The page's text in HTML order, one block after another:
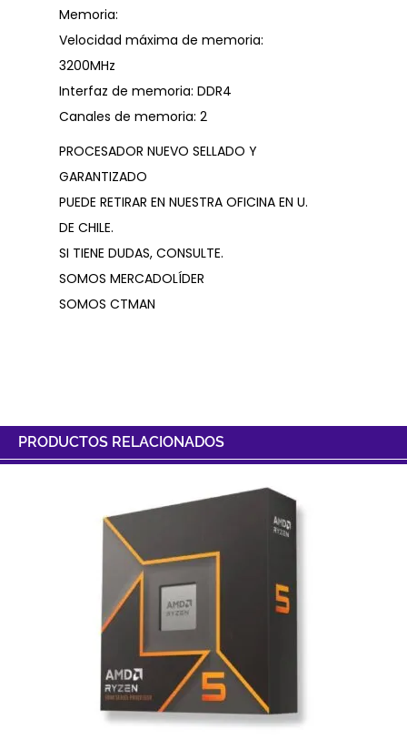
Memoria:
Velocidad máxima de memoria:
3200MHz
Interfaz de memoria: DDR4
Canales de memoria: 2
PROCESADOR NUEVO SELLADO Y
GARANTIZADO
PUEDE RETIRAR EN NUESTRA OFICINA EN U.
DE CHILE.
SI TIENE DUDAS, CONSULTE.
SOMOS MERCADOLÍDER
SOMOS CTMAN
PRODUCTOS RELACIONADOS